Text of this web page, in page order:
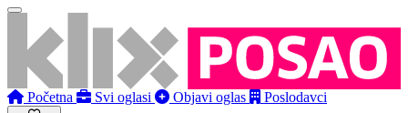
Početna Svi oglasi Objavi oglas Poslodavci